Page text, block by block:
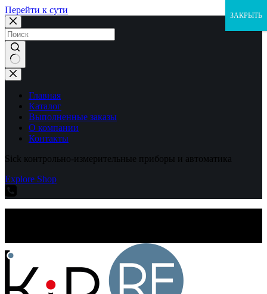
Перейти к сути
Ничего
не
найденоГлавная
Каталог
Выполненные заказы
О компании
Контакты
Sick контрольно-измерительные приборы и автоматика
Explore Shop
ЗАКРЫТЬ